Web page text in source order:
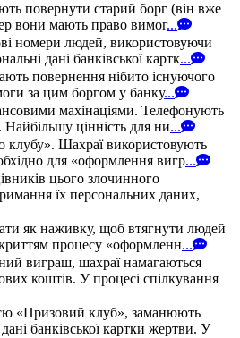
повернути старий борг (він вже
вони мають право вимог...
номери людей, використовуючи
дані банківської картк...
повернення нібито існуючого
за цим боргом у банку...
махінаціями. Телефонують
цінність для ни...
клубу». Шахраї використовують
для «оформлення вигр...
цього злочинного
їх персональних даних,
як наживку, щоб втягнути людей
процесу «оформленн...
виграш, шахраї намагаються
коштів. У процесі спілкування
«Призовий клуб», заманюють
банківської картки жертви. У